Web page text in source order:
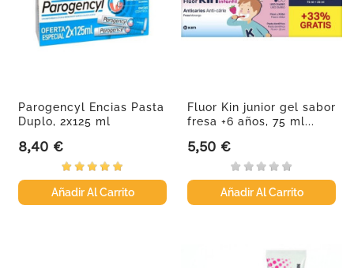
Parogencyl Encias Pasta
Duplo, 2x125 ml
Precio
8,40 €
Añadir Al Carrito
Fluor Kin junior gel sabor
fresa +6 años, 75 ml...
Precio
5,50 €
Añadir Al Carrito